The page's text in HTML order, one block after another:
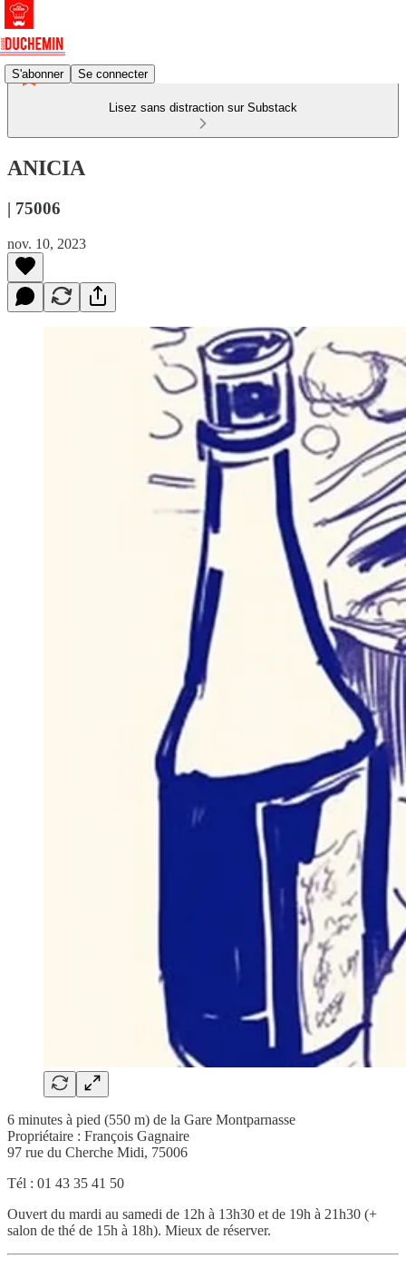
S'abonner Se connecter
Lisez sans distraction sur Substack
ANICIA
| 75006
nov. 10, 2023
6 minutes à pied (550 m) de la Gare Montparnasse
Propriétaire : François Gagnaire
97 rue du Cherche Midi, 75006
Tél : 01 43 35 41 50
Ouvert du mardi au samedi de 12h à 13h30 et de 19h à 21h30 (+
salon de thé de 15h à 18h). Mieux de réserver.